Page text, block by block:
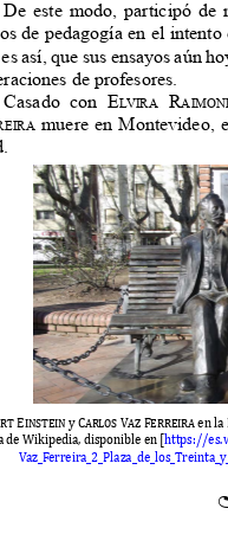
De este modo, participó de
de pedagogía en el
así, que sus ensayos aún
de profesores.
Casado conelVira r
muere en Montevideo,
Einstein y Carlos Vaz Ferreiraen la
de Wikipedia, disponible en [https://es
Vaz_Ferreira _2_Plaza de _los_Treinta